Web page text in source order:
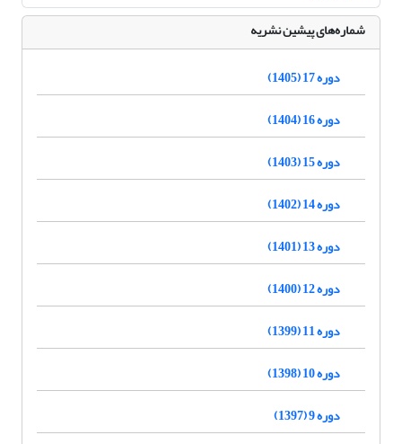
شماره‌های پیشین نشریه
دوره 17 (1405)
دوره 16 (1404)
دوره 15 (1403)
دوره 14 (1402)
دوره 13 (1401)
دوره 12 (1400)
دوره 11 (1399)
دوره 10 (1398)
دوره 9 (1397)